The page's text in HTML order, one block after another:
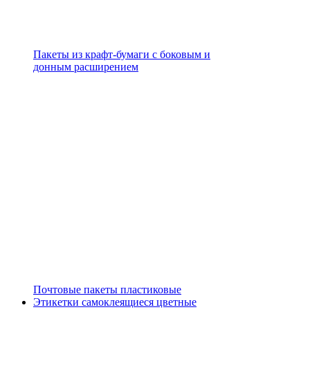
Пакеты из крафт-бумаги с боковым и
донным расширением
Почтовые пакеты пластиковые
Этикетки самоклеящиеся цветные